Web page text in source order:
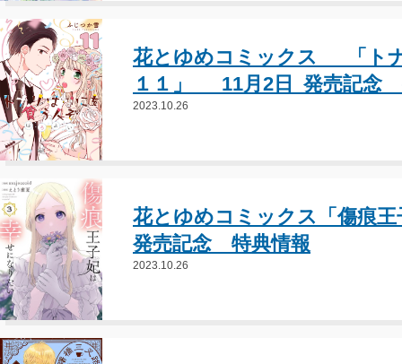
花とゆめコミックス 「ト
１１」 11月2日 発売記念
2023.10.26
花とゆめコミックス「傷痕
発売記念 特典情報
2023.10.26